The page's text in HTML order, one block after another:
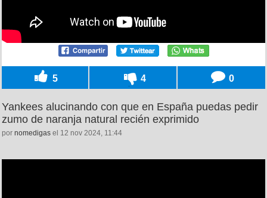
5 4 0
Yankees alucinando con que en España puedas pedir
zumo de naranja natural recién exprimido
por nomedigas el 12 nov 2024, 11:44